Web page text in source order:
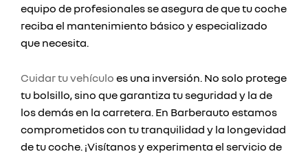
equipo de profesionales se asegura de que tu coche
reciba el mantenimiento básico y especializado
que necesita.
Cuidar tu vehículo es una inversión. No solo protege
tu bolsillo, sino que garantiza tu seguridad y la de
los demás en la carretera. En Barberauto estamos
comprometidos con tu tranquilidad y la longevidad
de tu coche. ¡Visítanos y experimenta el servicio de